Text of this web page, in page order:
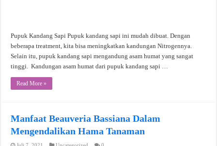
Pupuk Kandang Sapi Pupuk kandang sapi ini mudah dibuat. Dengan
beberapa treatment, kita bisa meningkatkan kandungan Nitrogennya.
Selain itu, pupuk kandang sapi mengandung asam humat yang sangat
tinggi. Kandungan asam humat dari pupuk kandang sapi …
Read More »
Manfaat Beauveria Bassiana Dalam
Mengendalikan Hama Tanaman